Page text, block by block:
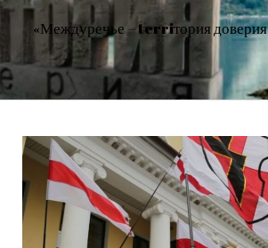
«Междуречье – terriтория доверия